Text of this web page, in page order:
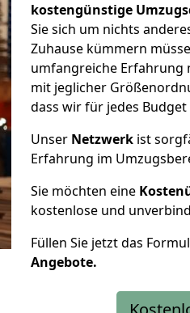
kostengünstige
Sie sich um nichts
Zuhause kümmern
umfangreiche Erfahrung
mit jeglicher
dass wir für jedes
Unser Netzwerk ist
Erfahrung im
Sie möchten eine
kostenlose und
Füllen Sie jetzt das
Angebote.